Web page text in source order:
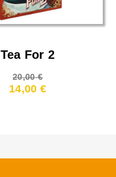
Tea For 2
20,00 €
14,00 €